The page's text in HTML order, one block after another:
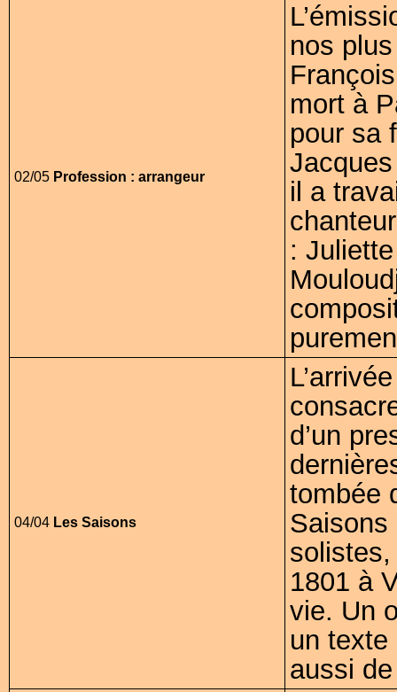
02/05 Profession : arrangeur
nos
mort à
pour sa
il a
:
04/04 Les Saisons
d’un
tombée
Saisons
1801 à
vie. Un
un
aussi